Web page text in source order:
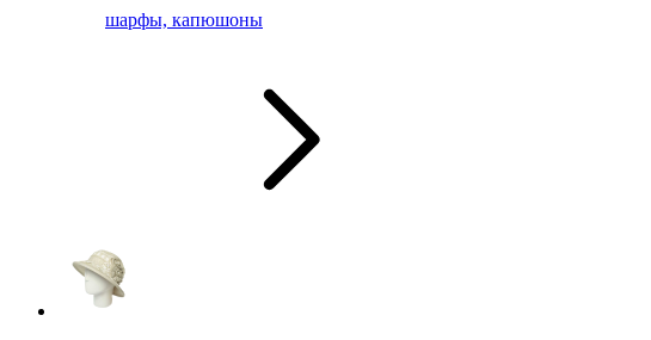
шарфы, капюшоны